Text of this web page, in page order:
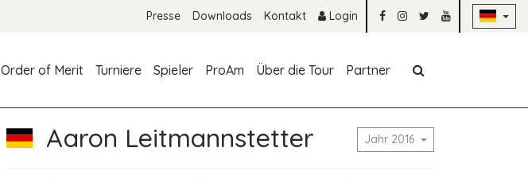
Presse Downloads Kontakt Login
Order of Merit Turniere Spieler ProAm Über die Tour Partner
Aaron Leitmannstetter Jahr 2016